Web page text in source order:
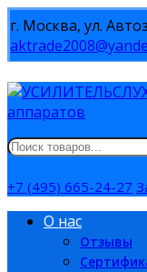
г. Москва, ул.
аппаратов
+7 (495) 665-24-27
О нас
Отзывы